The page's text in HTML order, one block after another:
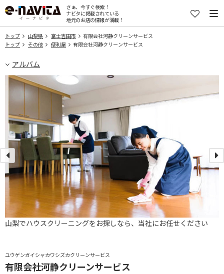
さぁ、今すぐ検索！
ナビタに掲載されている
地元のお店の情報が満載！
トップ 山梨県 富士吉田市
有限会社河静クリーンサービス
トップ
その他 便利屋 有限会社河静クリーンサービス
アルバム
ユウゲンガイシャカワシズカクリーンサービス
有限会社河静クリーンサービス
山梨でハウスクリーニングをお探しなら、当社にお任せください